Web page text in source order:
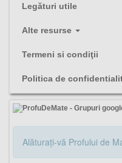
Legături utile
Alte resurse
Termeni si condiţii
Politica de
Alăturaţi-vă Profului de